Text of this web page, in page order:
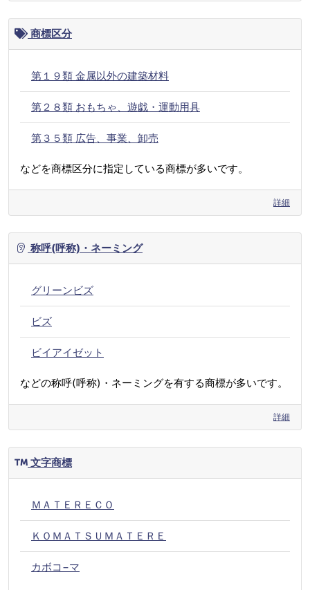
商標区分
第１９類 金属以外の建築材料
第２８類 おもちゃ、遊戯・運動用具
第３５類 広告、事業、卸売
などを商標区分に指定している商標が多いです。
詳細
称呼(呼称)・ネーミング
グリーンビズ
ビズ
ビイアイゼット
などの称呼(呼称)・ネーミングを有する商標が多いです。
詳細
文字商標
ＭＡＴＥＲＥＣＯ
ＫＯＭＡＴＳＵＭＡＴＥＲＥ
カボコ−マ